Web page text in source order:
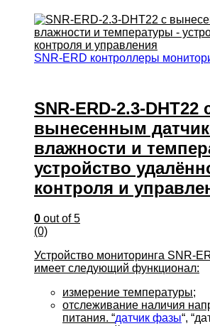
SNR-ERD контроллеры
SNR-ERD-2.3-DHT22
вынесенным
влажности и
устройство
контроля и
0 out of 5
(0)
Устройство мониторинга SNR-
имеет следующий функционал:
измерение температуры;
отслеживание наличия
питания. “датчик фазы“,